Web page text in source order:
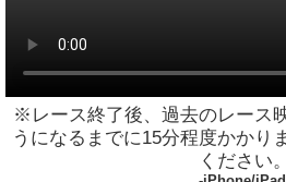
※レース終了後、過去のレース
うになるまでに15分程度かかり
ください。